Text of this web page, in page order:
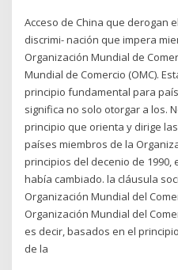
Acceso de China que derogan
discrimi- nación que impera
Organización Mundial de
Mundial de Comercio (OMC).
principio fundamental para
significa no solo otorgar a los.
principio que orienta y dirige
países miembros de la
principios del decenio de
había cambiado. la cláusula
Organización Mundial del
Organización Mundial del
es decir, basados en el
de la